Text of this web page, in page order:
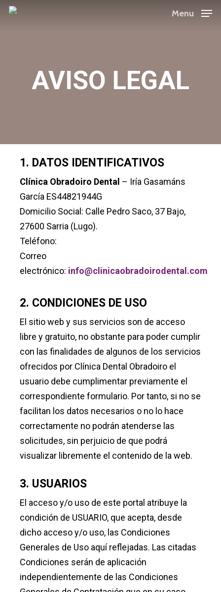
Skip
Menu
AVISO LEGAL
1. DATOS IDENTIFICATIVOS
Clínica Obradoiro Dental – Iría Gasamáns
García ES44821944G
Domicilio Social: Calle Pedro Saco, 37 Bajo,
27600 Sarria (Lugo).
Teléfono:
Correo
electrónico: info@clinicaobradoirodental.com
2. CONDICIONES DE USO
El sitio web y sus servicios son de acceso
libre y gratuito, no obstante para poder cumplir
con las finalidades de algunos de los servicios
ofrecidos por Clínica Dental Obradoiro el
usuario debe cumplimentar previamente el
correspondiente formulario. Por tanto, si no se
facilitan los datos necesarios o no lo hace
correctamente no podrán atenderse las
solicitudes, sin perjuicio de que podrá
visualizar libremente el contenido de la web.
3. USUARIOS
El acceso y/o uso de este portal atribuye la
condición de USUARIO, que acepta, desde
dicho acceso y/o uso, las Condiciones
Generales de Uso aquí reflejadas. Las citadas
Condiciones serán de aplicación
independientemente de las Condiciones